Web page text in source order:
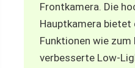
Frontkamera. Die
Hauptkamera bietet
Funktionen wie zum
verbesserte Low-